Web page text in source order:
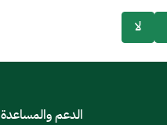
لا
الدعم والمساعدة